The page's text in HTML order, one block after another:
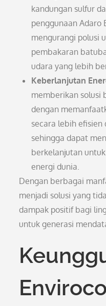
kandungan sulfur
penggunaan Adaro
mengurangi polusi
pembakaran
udara yang lebih
Keberlanjutan
memberikan solusi
dengan
secara lebih efisien
sehingga dapat
berkelanjutan
energi dunia.
Dengan berbagai
menjadi solusi yang
dampak positif bagi
untuk generasi